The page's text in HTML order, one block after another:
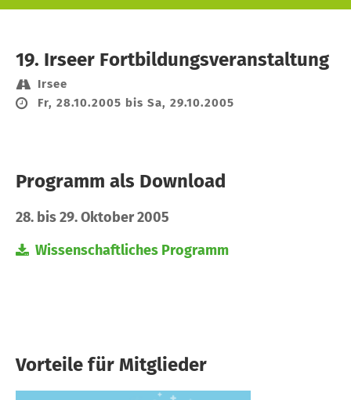
19. Irseer Fortbildungsveranstaltung
Irsee
Fr, 28.10.2005 bis Sa, 29.10.2005
Programm als Download
28. bis 29. Oktober 2005
Wissenschaftliches Programm
Vorteile für Mitglieder